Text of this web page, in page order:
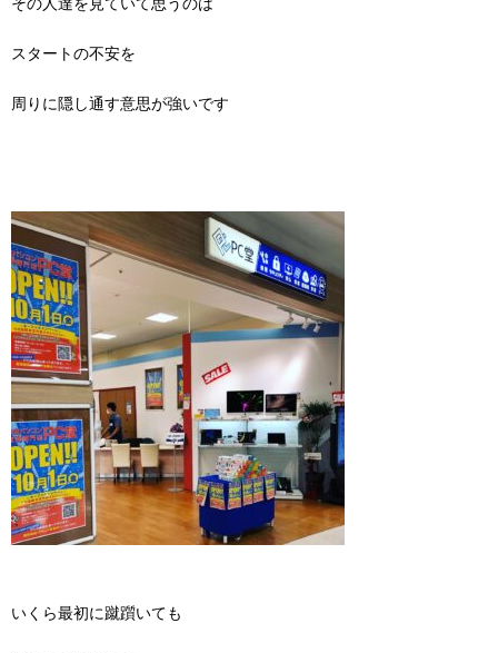
その人達を見ていて思うのは
スタートの不安を
周りに隠し通す意思が強いです
いくら最初に蹴躓いても